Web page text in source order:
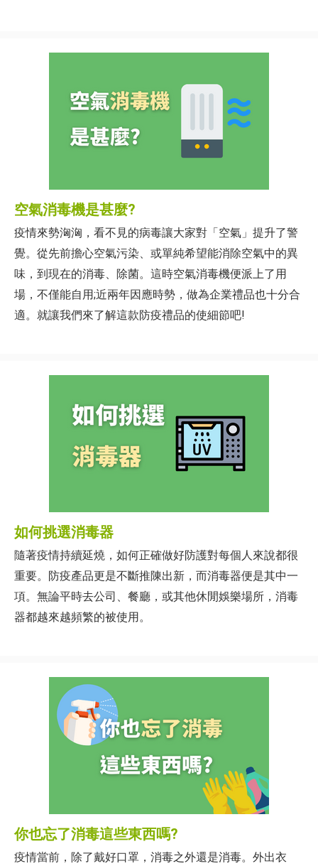
空氣消毒機是甚麼?
疫情來勢洶洶，看不見的病毒讓大家對「空氣」提升了警
覺。從先前擔心空氣污染、或單純希望能消除空氣中的異
味，到現在的消毒、除菌。這時空氣消毒機便派上了用
場，不僅能自用;近兩年因應時勢，做為企業禮品也十分合
適。就讓我們來了解這款防疫禮品的使細節吧!
如何挑選消毒器
隨著疫情持續延燒，如何正確做好防護對每個人來說都很
重要。防疫產品更是不斷推陳出新，而消毒器便是其中一
項。無論平時去公司、餐廳，或其他休閒娛樂場所，消毒
器都越來越頻繁的被使用。
你也忘了消毒這些東西嗎?
疫情當前，除了戴好口罩，消毒之外還是消毒。外出衣